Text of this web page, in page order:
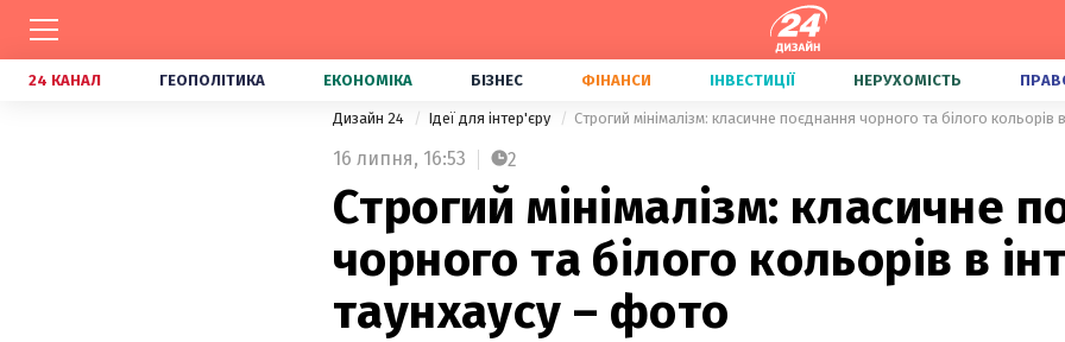
24 КАНАЛ ГЕОПОЛІТИКА ЕКОНОМІКА БІЗНЕС ФІНАНСИ ІНВЕСТИЦІЇ НЕРУХОМІСТЬ
Дизайн 24 Ідеї для інтер'єру Строгий мінімалізм: класичне поєднання чорного та білого кольорів
16 липня, 16:53 2
Строгий мінімалізм: класичне
чорного та білого кольорів в
таунхаусу – фото